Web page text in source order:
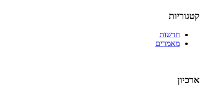
קטגוריות
חדשות
מאמרים
ארכיון